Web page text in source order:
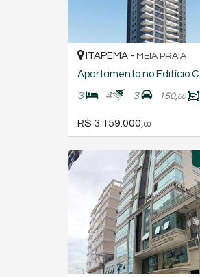
ITAPEMA - MEIA PRAIA
3 4 3 150,60
R$ 3.159.000, 00